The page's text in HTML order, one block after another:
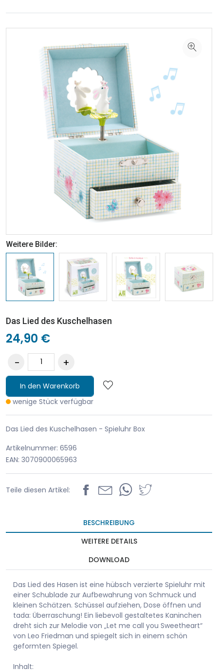
Weitere Bilder:
Das Lied des Kuschelhasen
24,90 €
In den Warenkorb
wenige Stück verfügbar
Das Lied des Kuschelhasen - Spieluhr Box
Artikelnummer: 6596
EAN: 3070900065963
Teile diesen Artikel:
BESCHREIBUNG
WEITERE DETAILS
DOWNLOAD
Das Lied des Hasen ist eine hübsch verzierte Spieluhr mit
einer Schublade zur Aufbewahrung von Schmuck und
kleinen Schätzen. Schüssel aufziehen, Dose öffnen und
tada: Überraschung! Ein liebevoll gestaltetes Kaninchen
dreht sich zur Melodie von „Let me call you Sweetheart“
von Leo Friedman und spiegelt sich in einem schön
geformten Spiegel.
Inhalt: